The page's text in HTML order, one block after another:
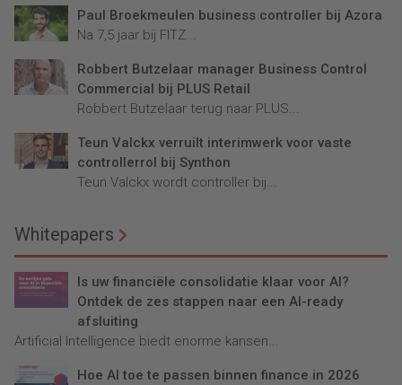
Paul Broekmeulen business controller bij Azora
Na 7,5 jaar bij FITZ...
Robbert Butzelaar manager Business Control
Commercial bij PLUS Retail
Robbert Butzelaar terug naar PLUS...
Teun Valckx verruilt interimwerk voor vaste
controllerrol bij Synthon
Teun Valckx wordt controller bij...
Whitepapers
Is uw financiële consolidatie klaar voor AI?
Ontdek de zes stappen naar een AI-ready
afsluiting
Artificial Intelligence biedt enorme kansen...
Hoe AI toe te passen binnen finance in 2026